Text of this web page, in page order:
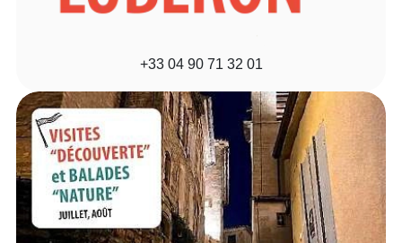
+33 04 90 71 32 01